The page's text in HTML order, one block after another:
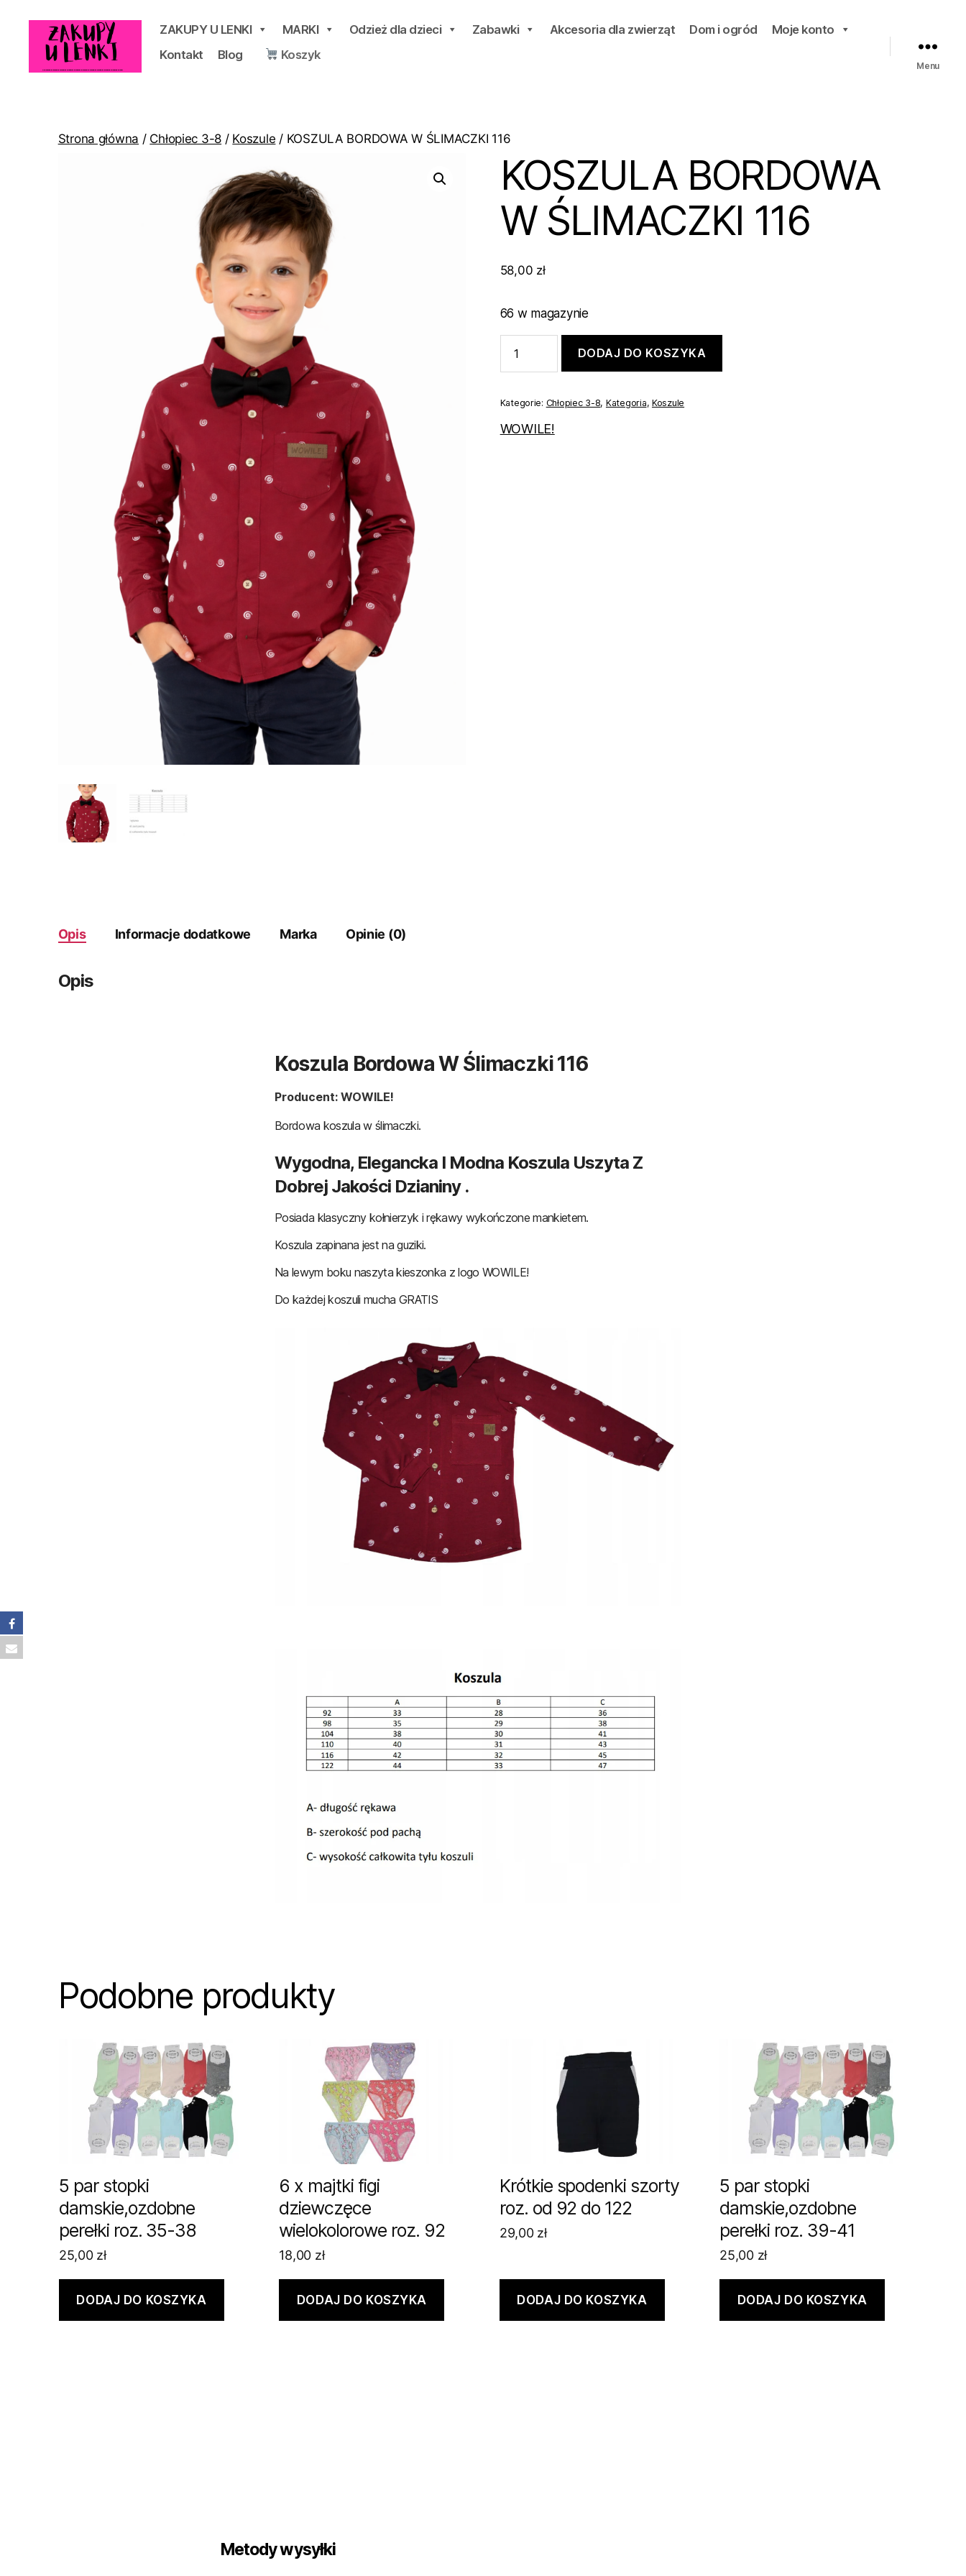
ZAKUPY U LENKI MARKI Odzież dla dzieci Zabawki Akcesoria dla zwierząt Dom i ogród
Moje konto
Kontakt
Blog Koszyk
Menu
Strona główna / Chłopiec 3-8 / Koszule / KOSZULA BORDOWA W ŚLIMACZKI 116
KOSZULA BORDOWA
W ŚLIMACZKI 116
58,00 zł
66 w magazynie
KOSZULA
BORDOWA
ŚLIMACZKI
DODAJ DO KOSZYKA
Kategorie: Chłopiec 3-8, Kategoria, Koszule
WOWILE!
Opis Informacje dodatkowe Marka Opinie (0)
Opis
Koszula Bordowa W Ślimaczki 116
Producent: WOWILE!
Bordowa koszula w ślimaczki.
Wygodna, Elegancka I Modna Koszula Uszyta Z
Dobrej Jakości Dzianiny .
Posiada klasyczny kołnierzyk i rękawy wykończone mankietem.
Koszula zapinana jest na guziki.
Na lewym boku naszyta kieszonka z logo WOWILE!
Do każdej koszuli mucha GRATIS
Podobne produkty
5 par stopki
damskie,ozdobne
perełki roz. 35-38
25,00 zł
DODAJ DO KOSZYKA
6 x majtki figi
dziewczęce
wielokolorowe roz. 92
18,00 zł
DODAJ DO KOSZYKA
Krótkie spodenki szorty
roz. od 92 do 122
29,00 zł
DODAJ DO KOSZYKA
5 par stopki
damskie,ozdobne
perełki roz. 39-41
25,00 zł
DODAJ DO KOSZYKA
Metody wysyłki